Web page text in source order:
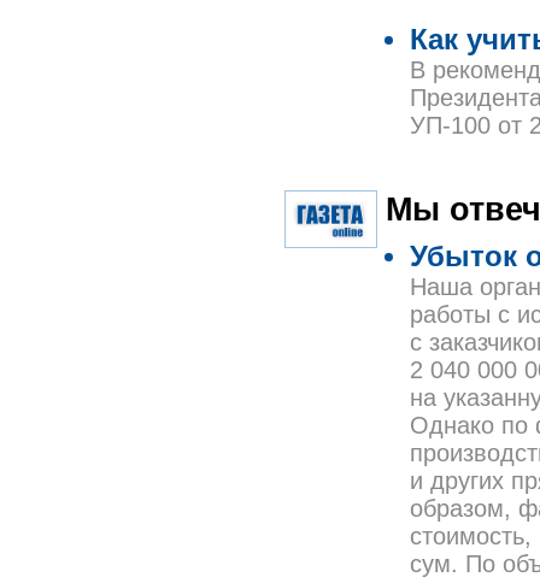
Как
В
УП-100 от
Мы
Убыток
Наша
работы с
с
2 040 000
на
Однако по
и других
образом,
сум. По